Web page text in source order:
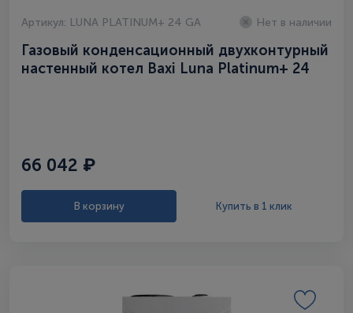
Артикул: LUNA PLATINUM+ 24 GA Нет в наличии
Газовый конденсационный двухконтурный
настенный котел Baxi Luna Platinum+ 24
66 042 ₽
В корзину Купить в 1 клик